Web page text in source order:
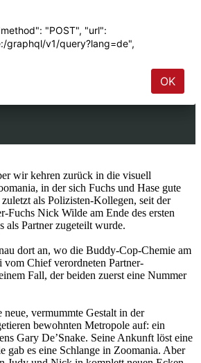
wir kehren zurück in die visuell
in der sich Fuchs und Hase gute
als Polizisten-Kollegen, seit der
Fuchs Nick Wilde am Ende des ersten
als Partner zugeteilt wurde.
dort an, wo die Buddy-Cop-Chemie am
vom Chief verordneten Partner-
Fall, der beiden zuerst eine Nummer
vermummte Gestalt in der
bewohnten Metropole auf: ein
Gary De’Snake. Seine Ankunft löst eine
gab es eine Schlange in Zoomania. Aber